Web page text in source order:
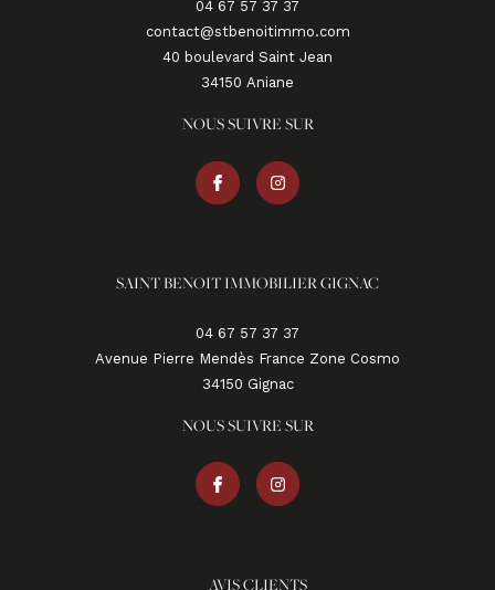
04 67 57 37 37
contact@stbenoitimmo.com
40 boulevard Saint Jean
34150
aniane
NOUS SUIVRE SUR
SAINT BENOIT IMMOBILIER GIGNAC
04 67 57 37 37
Avenue Pierre Mendès France Zone Cosmo
34150
gignac
NOUS SUIVRE SUR
AVIS CLIENTS